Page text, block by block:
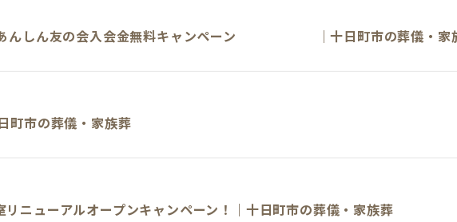
あんしん友の会入会金無料キャンペーン ｜十日町市の葬儀・家
町市の葬儀・家族葬
ニューアルオープンキャンペーン！｜十日町市の葬儀・家族葬